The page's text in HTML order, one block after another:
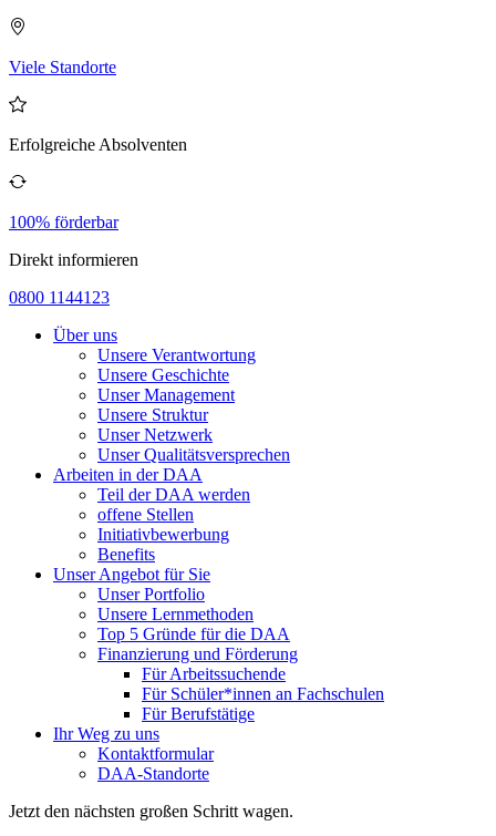
Viele Standorte
Erfolgreiche Absolventen
100% förderbar
Direkt informieren
0800 1144123
Über uns
Unsere Verantwortung
Unsere Geschichte
Unser Management
Unsere Struktur
Unser Netzwerk
Unser Qualitätsversprechen
Arbeiten in der DAA
Teil der DAA werden
offene Stellen
Initiativbewerbung
Benefits
Unser Angebot für Sie
Unser Portfolio
Unsere Lernmethoden
Top 5 Gründe für die DAA
Finanzierung und Förderung
Für Arbeitssuchende
Für Schüler*innen an Fachschulen
Für Berufstätige
Ihr Weg zu uns
Kontaktformular
DAA-Standorte
Jetzt den nächsten großen Schritt wagen.